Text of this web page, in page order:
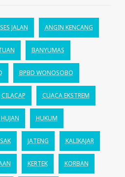
JALAN ANGIN KENCANG
BANYUMAS
BPBD WONOSOBO
CILACAP CUACA EKSTREM
HUJAN HUKUM
JATENG KALIKAJAR
KERTEK KORBAN